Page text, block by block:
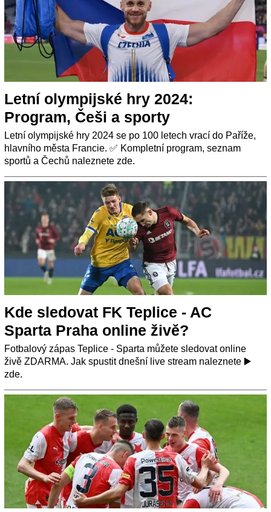
Letní olympijské hry 2024:
Program, Češi a sporty
Letní olympijské hry 2024 se po 100 letech vrací do Paříže,
hlavního města Francie. ✅ Kompletní program, seznam
sportů a Čechů naleznete zde.
Kde sledovat FK Teplice - AC
Sparta Praha online živě?
Fotbalový zápas Teplice - Sparta můžete sledovat online
živě ZDARMA. Jak spustit dnešní live stream naleznete ▶️
zde.